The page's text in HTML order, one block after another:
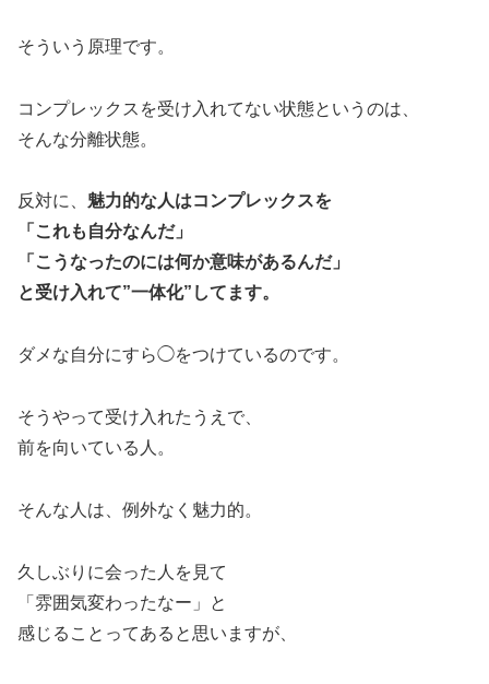
そういう原理です。
コンプレックスを受け入れてない状態というのは、
そんな分離状態。
反対に、 魅力的な人はコンプレックスを
「これも自分なんだ」
「こうなったのには何か意味があるんだ」
と受け入れて”一体化”してます。
ダメな自分にすら◯をつけているのです。
そうやって受け入れたうえで、
前を向いている人。
そんな人は、例外なく魅力的。
久しぶりに会った人を見て
「雰囲気変わったなー」と
感じることってあると思いますが、